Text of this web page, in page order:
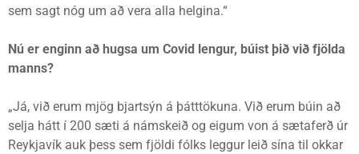
sem sagt nóg um að vera alla helgina.“
Nú er enginn að hugsa um Covid lengur, búist þið við fjölda
manns?
„Já, við erum mjög bjartsýn á þátttökuna. Við erum búin að
selja hátt í 200 sæti á námskeið og eigum von á sætaferð úr
Reykjavík auk þess sem fjöldi fólks leggur leið sína til okkar